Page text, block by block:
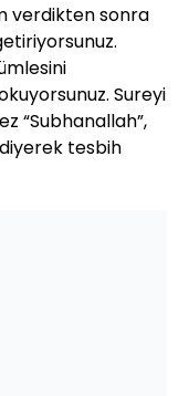
verdikten sonra
Sureyi
“Subhanallah”,
diyerek tesbih